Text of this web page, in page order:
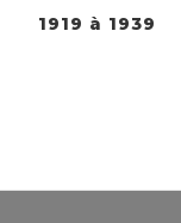
1919 à 1939